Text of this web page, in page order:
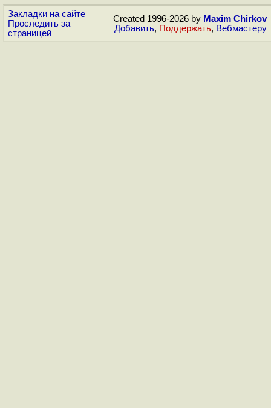
Закладки на сайте
Проследить за
страницей
Created 1996-2026 by Maxim Chirkov
Добавить, Поддержать, Вебмастеру